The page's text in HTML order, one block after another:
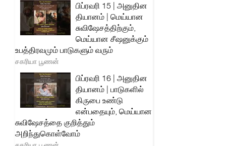
பிப்ரவரி 15 | அனுதின
தியானம் | மெய்யான
சுவிஷேசத்திற்கும்,
மெய்யான சீஷனுக்கும்
உபத்திரவமும் பாடுகளும் வரும்
சகரியா பூணன்
பிப்ரவரி 16 | அனுதின
தியானம் | பாடுகளில்
கிருபை உண்டு
என்பதையும், மெய்யான
சுவிஷேசத்தை குறித்தும்
அறிந்துகொள்வோம்